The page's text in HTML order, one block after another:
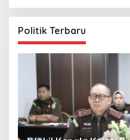
Politik Terbaru